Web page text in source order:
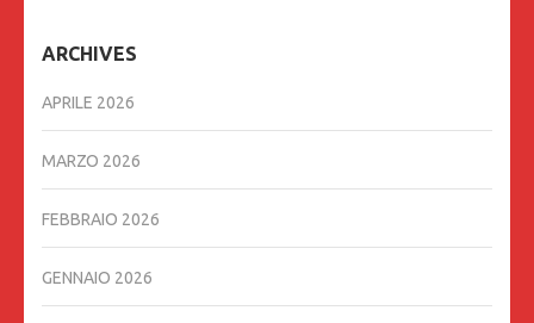
ARCHIVES
APRILE 2026
MARZO 2026
FEBBRAIO 2026
GENNAIO 2026